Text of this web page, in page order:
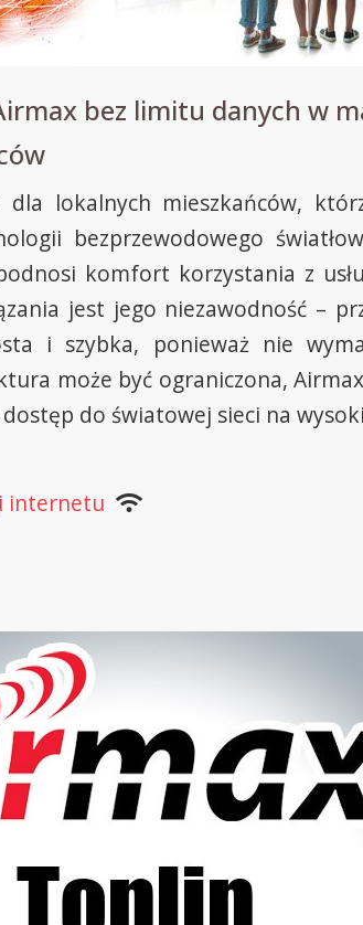
bez limitu danych w
lokalnych mieszkańców,
bezprzewodowego
komfort korzystania z
jest jego niezawodność –
i szybka, ponieważ nie
może być ograniczona,
do światowej sieci na
internetu